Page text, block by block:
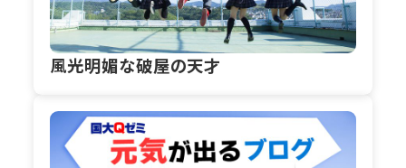
風光明媚な破屋の天才